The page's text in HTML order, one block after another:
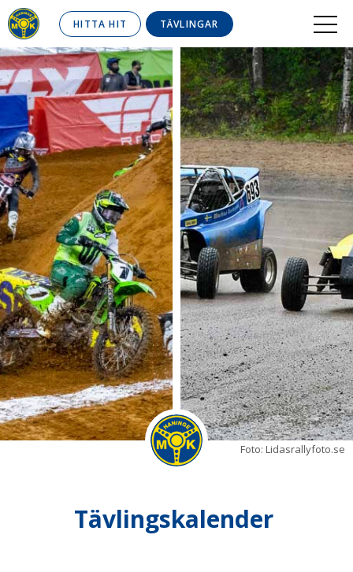
HITTA HIT TÄVLINGAR
Foto: Lidasrallyfoto.se
Tävlingskalender